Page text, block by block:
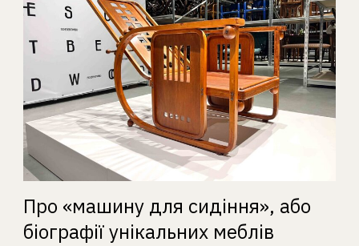
Про «машину для сидіння», або
біографії унікальних меблів